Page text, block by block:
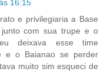
16:15
e privilegiaria a Base
com sua trupe e o
deixava esse time
e o Baianao se perder
muito sim esqueci de